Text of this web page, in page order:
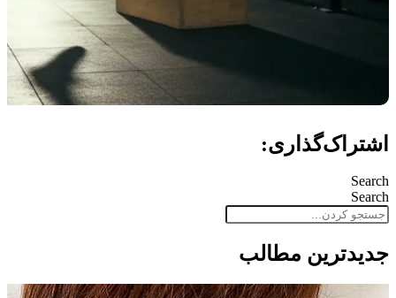
اشتراک‌گذاری:
Search
Search
جدید‌ترین مطالب